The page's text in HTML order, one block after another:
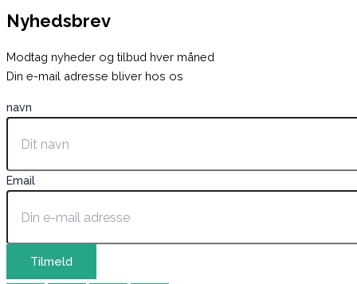
Nyhedsbrev
Modtag nyheder og tilbud hver måned
Din e-mail adresse bliver hos os
navn
Email
Tilmeld